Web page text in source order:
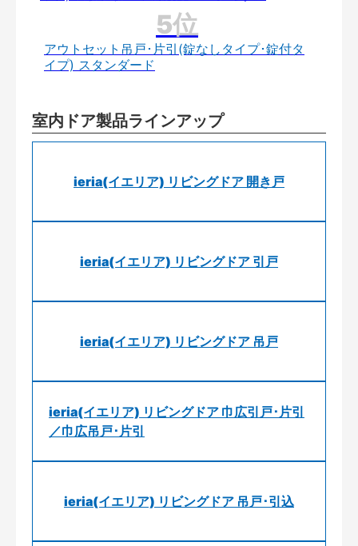
アウトセット吊戸･片引(錠なしタイプ･錠付タ
イプ) スタンダード
室内ドア製品ラインアップ
ieria(イエリア) リビングドア 開き戸
ieria(イエリア) リビングドア 引戸
ieria(イエリア) リビングドア 吊戸
ieria(イエリア) リビングドア 巾広引戸･片引
／巾広吊戸･片引
ieria(イエリア) リビングドア 吊戸･引込